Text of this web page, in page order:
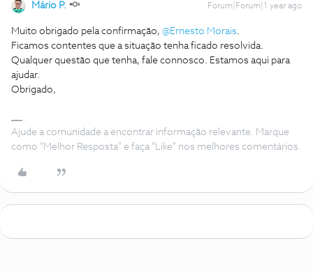
Mário P. Forum|Forum|1 year ago
Muito obrigado pela confirmação, ​ @Ernesto Morais.
Ficamos contentes que a situação tenha ficado resolvida.
Qualquer questão que tenha, fale connosco. Estamos aqui para
ajudar.
Obrigado,
Ajude a comunidade a encontrar informação relevante. Marque
como "Melhor Resposta" e faça "Like" nos melhores comentários.